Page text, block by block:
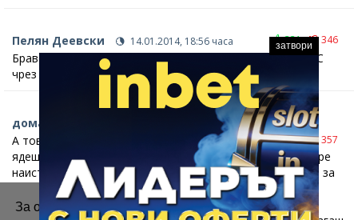
За осигуряване на правилното
Пелян Деевски 14.01.2014, 18:56 часа 331 346
Браво Враца, затвърждавате си 10-те % гласове за ДПС
чрез прокарването на уафката. Истенски българи!
домат 10 лева, ама дома
14.01.2014, 18:41 часа
326
357
А това по 90 стотинки в кауфланд ти като го
ядеш и наистина ли си представяш, че е домат ? по добре
наистина да дадеш 5-6 лева, но да знаеш какво ядеш... а за
цигарите, алкохола и вестниците недей да говориш за
положителните страни от монополизирането, при
затвори